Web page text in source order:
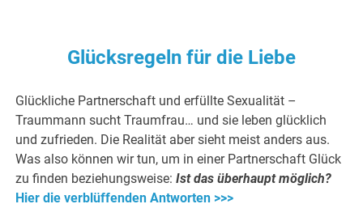
Glücksregeln für die Liebe
Glückliche Partnerschaft und erfüllte Sexualität –
Traummann sucht Traumfrau… und sie leben glücklich
und zufrieden. Die Realität aber sieht meist anders aus.
Was also können wir tun, um in einer Partnerschaft Glück
zu finden beziehungsweise:Ist das überhaupt möglich?
Hier die verblüffenden Antworten >>>